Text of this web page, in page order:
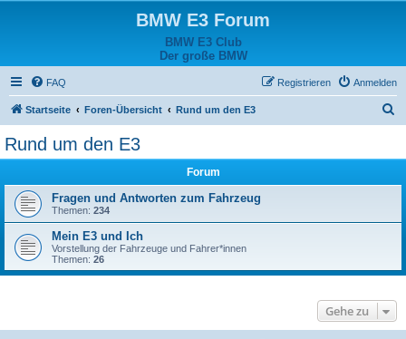
BMW E3 Forum
BMW E3 Club
Der große BMW
FAQ Anmelden
Registrieren
Startseite Foren-Übersicht Rund um den E3
Rund um den E3
Forum
Fragen und Antworten zum Fahrzeug
Themen: 234
Mein E3 und Ich
Vorstellung der Fahrzeuge und Fahrer*innen
Themen: 26
Gehe zu